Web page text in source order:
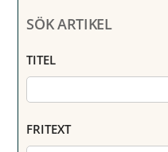
SÖK ARTIKEL
TITEL
FRITEXT